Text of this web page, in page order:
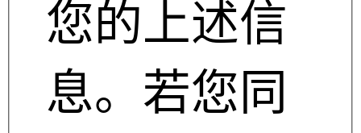
您的上述信
息。若您同